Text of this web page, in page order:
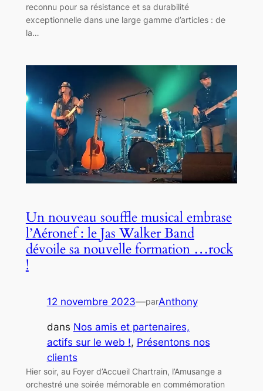
reconnu pour sa résistance et sa durabilité
exceptionnelle dans une large gamme d’articles : de
la…
Un nouveau souffle musical embrase
l’Aéronef : le Jas Walker Band
dévoile sa nouvelle formation …rock
!
12 novembre 2023—parAnthony
dans Nos amis et partenaires,
actifs sur le web !, Présentons nos
clients
Hier soir, au Foyer d’Accueil Chartrain, l’Amusange a
orchestré une soirée mémorable en commémoration